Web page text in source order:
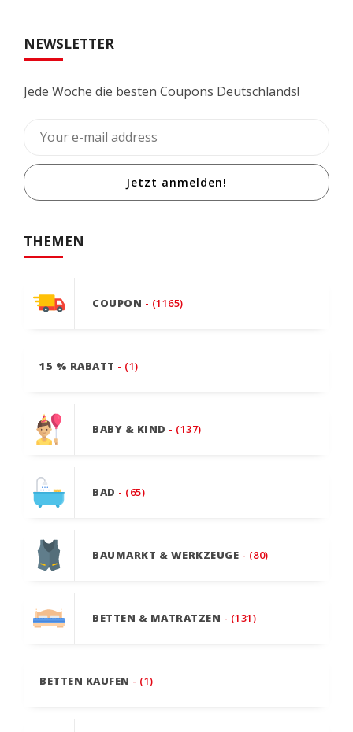
NEWSLETTER
Jede Woche die besten Coupons Deutschlands!
Jetzt anmelden!
THEMEN
COUPON - (1165)
15 % RABATT - (1)
BABY & KIND - (137)
BAD - (65)
BAUMARKT & WERKZEUGE - (80)
BETTEN & MATRATZEN - (131)
BETTEN KAUFEN - (1)